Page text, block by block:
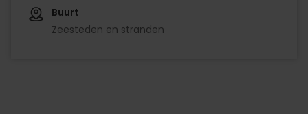
Buurt
Zeesteden en stranden